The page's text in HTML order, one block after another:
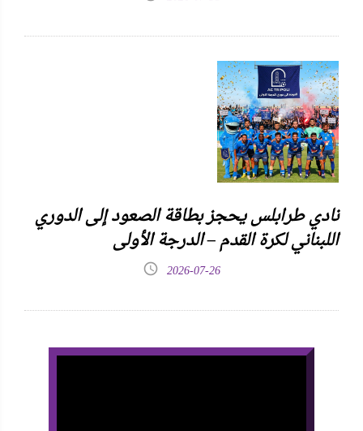
نادي طرابلس يحجز بطاقة الصعود إلى الدوري
اللبناني لكرة القدم – الدرجة الأولى
2026-07-26